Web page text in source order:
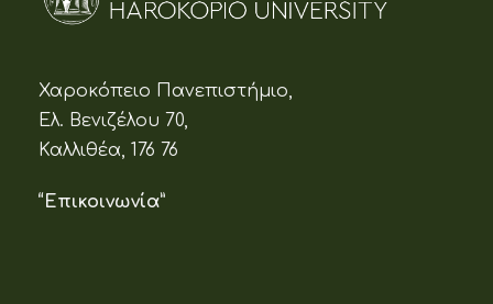
Χαροκόπειο Πανεπιστήμιο,
Ελ. Βενιζέλου 70,
Καλλιθέα, 176 76
“Επικοινωνία”